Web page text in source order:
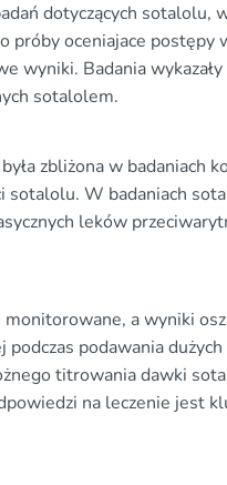
dotyczących sotalolu,
próby oceniajace
wyniki. Badania
sotalolem.
zbliżona w badaniach
W badaniach
leków
a wyniki
podczas podawania
titrowania dawki
na leczenie jest